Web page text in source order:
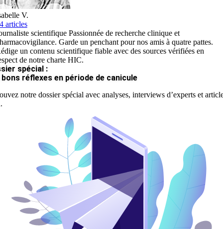
V.
articles
scientifique Passionnée de recherche clinique et
Garde un penchant pour nos amis à quatre pattes.
un contenu scientifique fiable avec des sources vérifiées en
de notre charte HIC.
spécial :
bons réflexes en période de canicule
notre dossier spécial avec analyses, interviews d’experts et